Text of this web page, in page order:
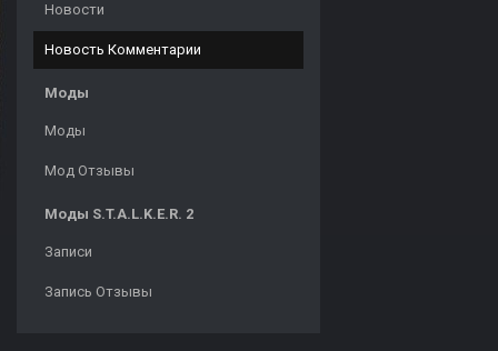
Новости
Новость Комментарии
Моды
Моды
Мод Отзывы
Моды S.T.A.L.K.E.R. 2
Записи
Запись Отзывы